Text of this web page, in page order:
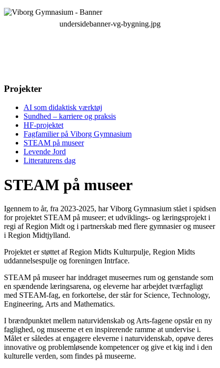
undersidebanner-vg-bygning.jpg
Projekter
AI som didaktisk værktøj
Sundhed – karriere og praksis
HF-projektet
Fagfamilier på Viborg Gymnasium
STEAM på museer
Levende Jord
Litteraturens dag
STEAM på museer
Igennem to år, fra 2023-2025, har Viborg Gymnasium stået i spidsen
for projektet STEAM på museer; et udviklings- og læringsprojekt i
regi af Region Midt og i partnerskab med flere gymnasier og museer
i Region Midtjylland.
Projektet er støttet af Region Midts Kulturpulje, Region Midts
uddannelsespulje og foreningen Intrface.
STEAM på museer har inddraget museernes rum og genstande som
en spændende læringsarena, og eleverne har arbejdet tværfagligt
med STEAM-fag, en forkortelse, der står for Science, Technology,
Engineering, Arts and Mathematics.
I brændpunktet mellem naturvidenskab og Arts-fagene opstår en ny
faglighed, og museerne et en inspirerende ramme at undervise i.
Målet er således at engagere eleverne i naturvidenskab, opøve deres
innovative og problemløsende kompetencer og give et kig ind i den
kulturelle verden, som findes på museerne.